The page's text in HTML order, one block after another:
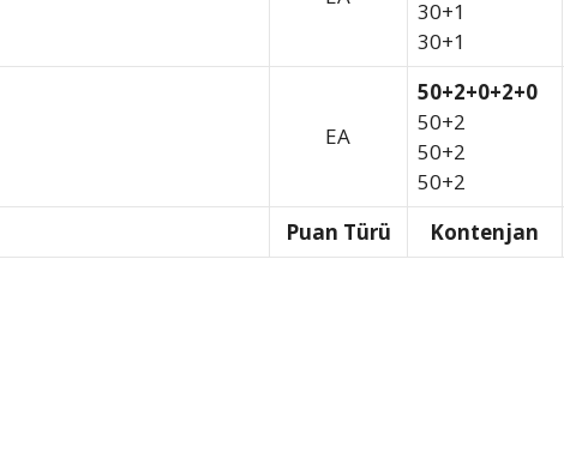
30+1
30+1
EA
50+2+0+2+0
50+2
50+2
50+2
Puan Türü Kontenjan